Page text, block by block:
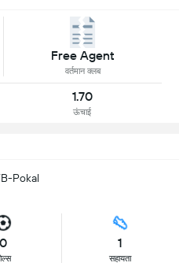
Free Agent
वर्तमान क्लब
1.70
ऊंचाई
Pokal
0 1
सहायता